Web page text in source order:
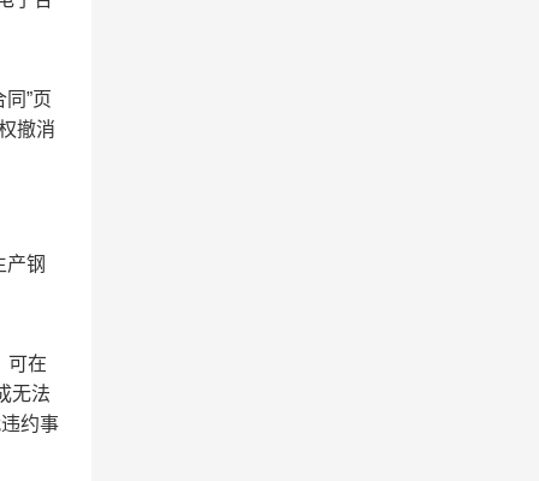
”页
撤消
钢
可在
无法
约事